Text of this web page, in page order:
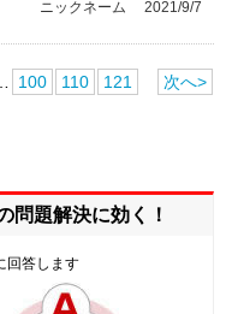
2021/9/7
ニックネーム
100 110 121 次へ>
問題解決に効く！
回答します